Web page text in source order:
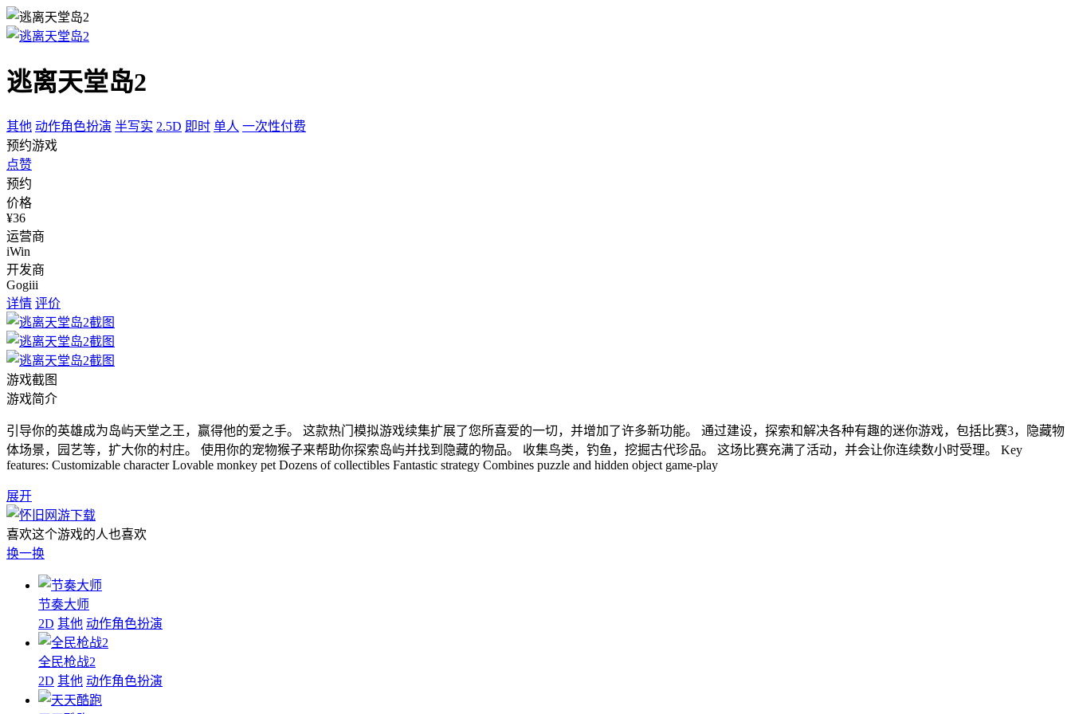
逃离天堂岛2
其他 动作角色扮演 半写实 2.5D 即时 单人 一次性付费
预约游戏
点赞
预约
价格
¥36
运营商
iWin
开发商
Gogiii
详情 评价
游戏截图
游戏简介
引导你的英雄成为岛屿天堂之王，赢得他的爱之手。 这款热门模拟游戏续集扩展了您所喜爱的一切，并增加了许多新功能。 通过建设，探索和解决各种有趣的迷你游戏，包括比赛3，隐藏物
体场景，园艺等，扩大你的村庄。 使用你的宠物猴子来帮助你探索岛屿并找到隐藏的物品。 收集鸟类，钓鱼，挖掘古代珍品。 这场比赛充满了活动，并会让你连续数小时受理。 Key
features: Customizable character Lovable monkey pet Dozens of collectibles Fantastic strategy Combines puzzle and hidden object game-play
展开
喜欢这个游戏的人也喜欢
换一换
节奏大师
2D 其他 动作角色扮演
全民枪战2
2D 其他 动作角色扮演